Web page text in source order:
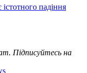
істотного падіння
Підписуйтесь на